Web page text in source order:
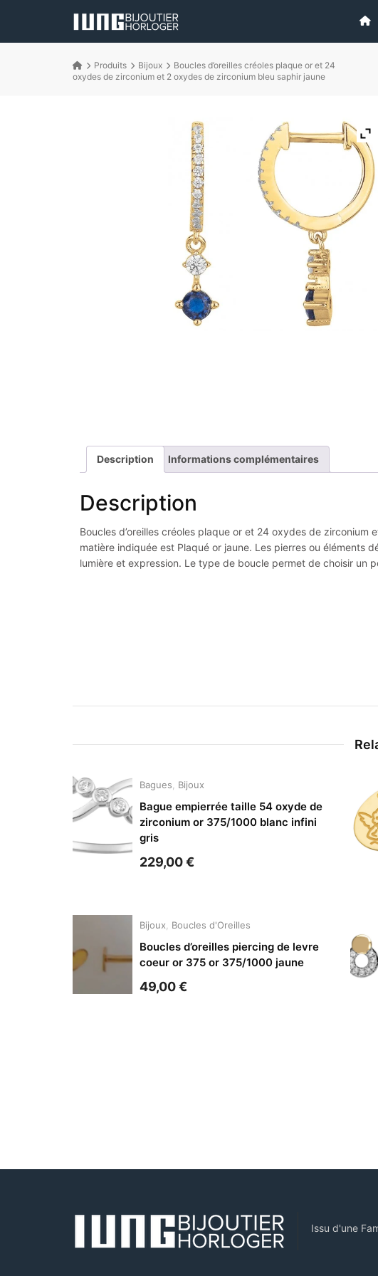
Produits Bijoux
Boucles d’oreilles créoles plaque or et 24
oxydes de zirconium et 2 oxydes de zirconium bleu saphir jaune
Description Informations complémentaires
Description
Boucles d’oreilles créoles plaque or et 24 oxydes de
matière indiquée est Plaqué or jaune. Les pierres ou éléments
lumière et expression. Le type de boucle permet de choisir un
Bagues Bijoux
Bague empierrée taille 54 oxyde de
zirconium or 375/1000 blanc infini
gris
229,00€
Bijoux Boucles d'Oreilles
Boucles d’oreilles piercing de levre
coeur or 375 or 375/1000 jaune
49,00€
Issu d'une